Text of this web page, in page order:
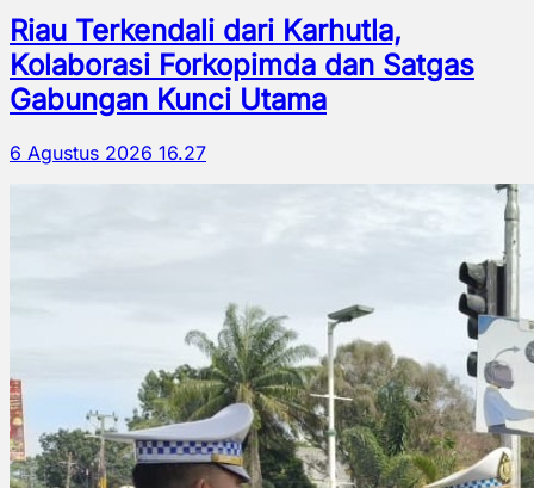
Riau Terkendali dari Karhutla,
Kolaborasi Forkopimda dan Satgas
Gabungan Kunci Utama
6 Agustus 2026 16.27